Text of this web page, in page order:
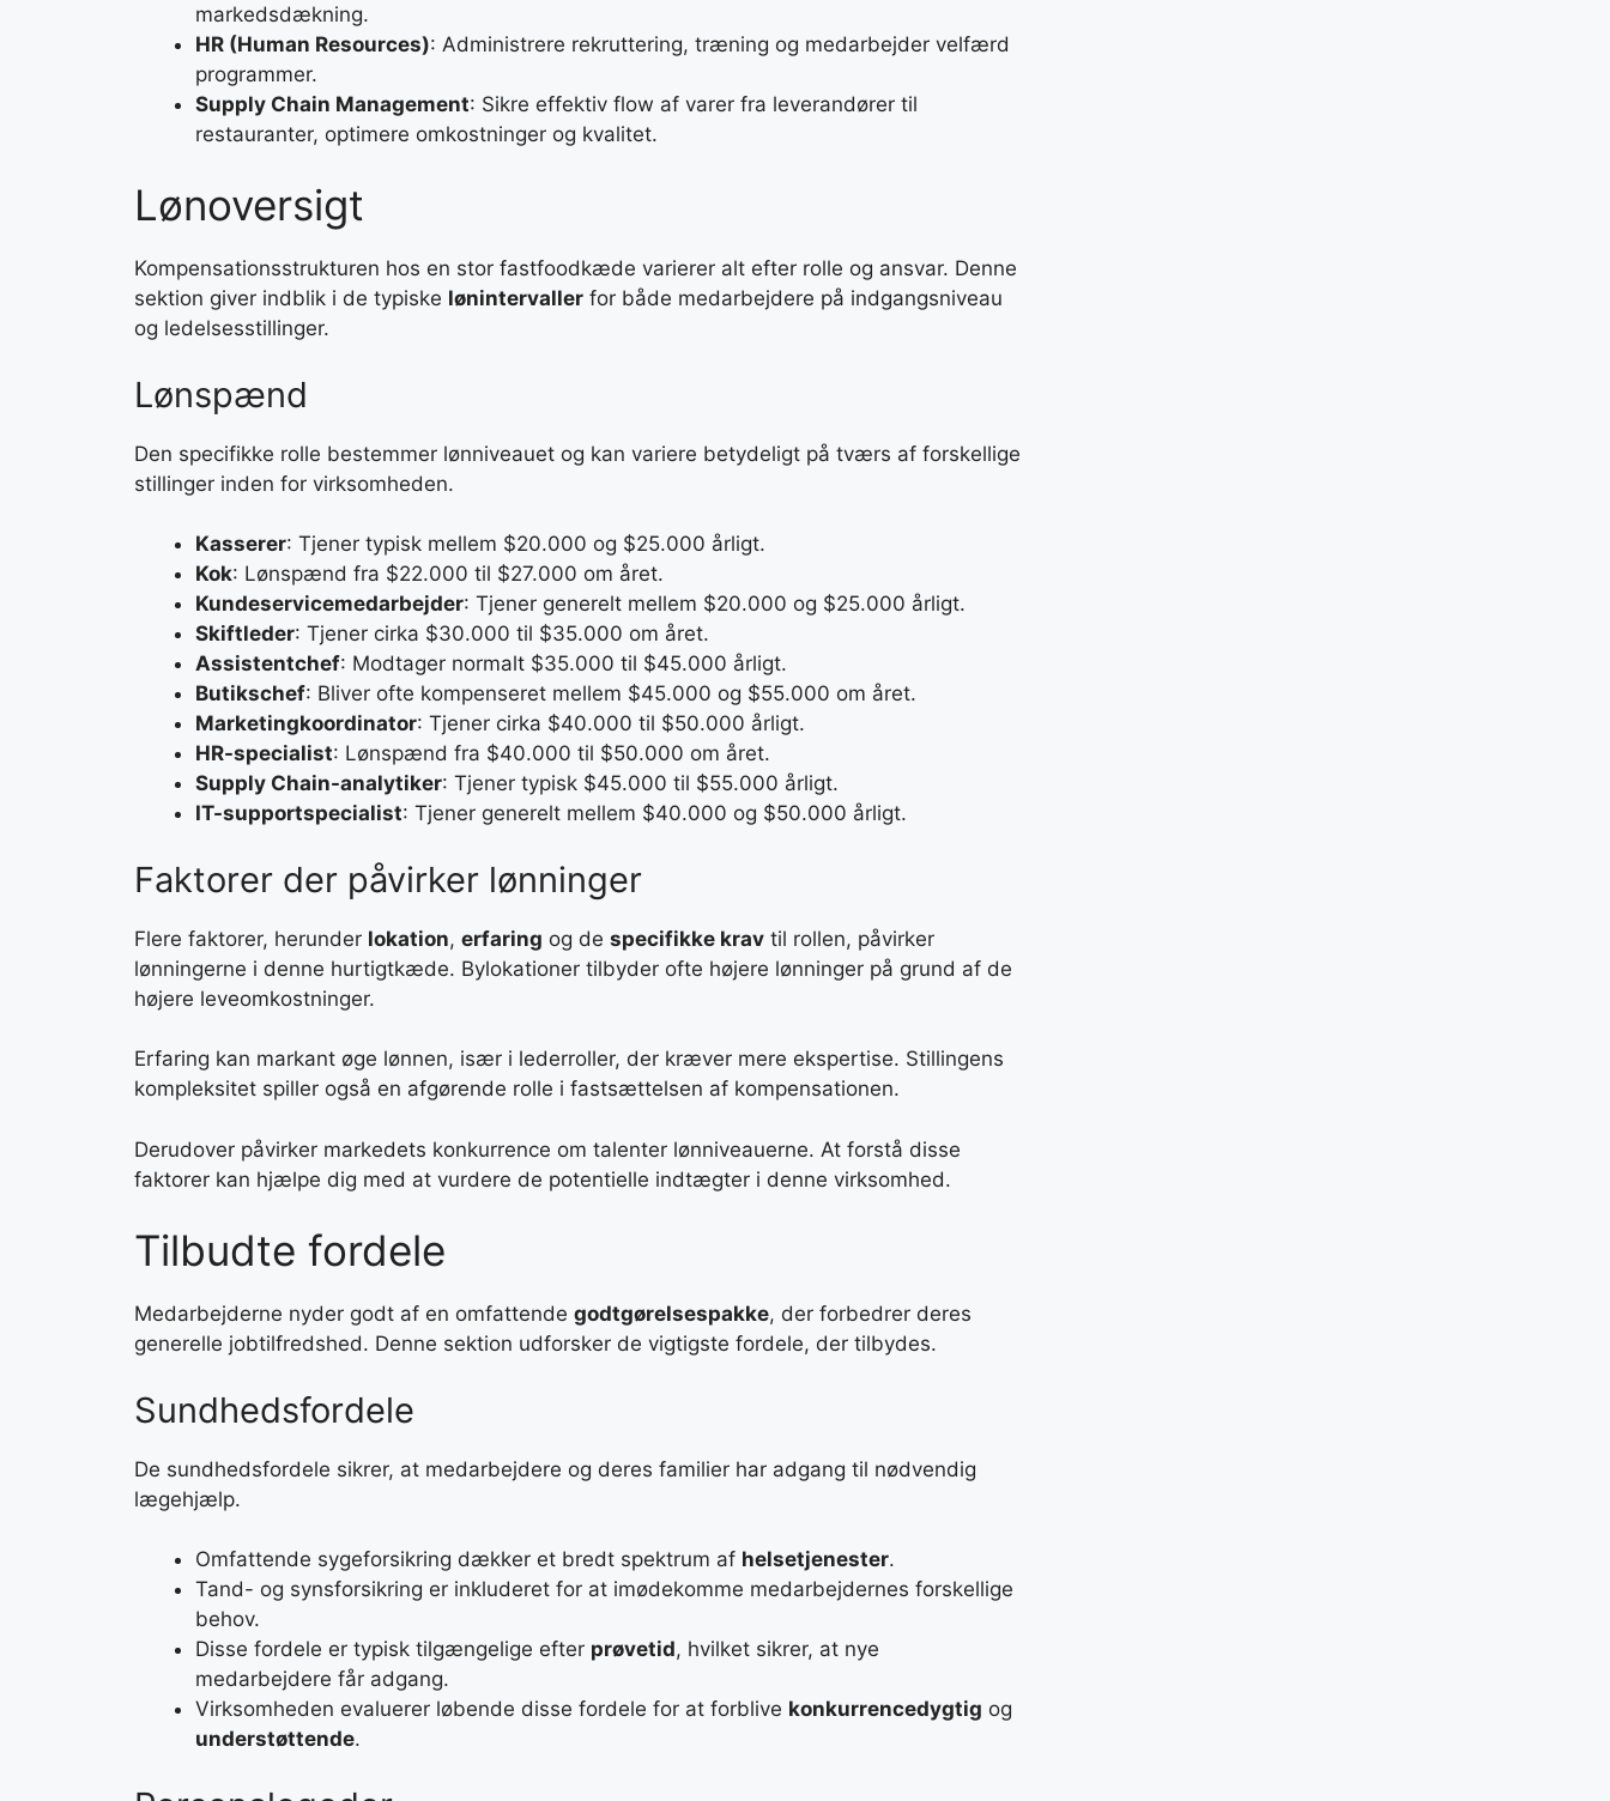
markedsdækning.
HR (Human Resources): Administrere rekruttering, træning og medarbejder velfærd
programmer.
Supply Chain Management: Sikre effektiv flow af varer fra leverandører til
restauranter, optimere omkostninger og kvalitet.
Lønoversigt
Kompensationsstrukturen hos en stor fastfoodkæde varierer alt efter rolle og ansvar. Denne
sektion giver indblik i de typiske lønintervaller for både medarbejdere på indgangsniveau
og ledelsesstillinger.
Lønspænd
Den specifikke rolle bestemmer lønniveauet og kan variere betydeligt på tværs af forskellige
stillinger inden for virksomheden.
Kasserer: Tjener typisk mellem $20.000 og $25.000 årligt.
Kok: Lønspænd fra $22.000 til $27.000 om året.
Kundeservicemedarbejder: Tjener generelt mellem $20.000 og $25.000 årligt.
Skiftleder: Tjener cirka $30.000 til $35.000 om året.
Assistentchef: Modtager normalt $35.000 til $45.000 årligt.
Butikschef: Bliver ofte kompenseret mellem $45.000 og $55.000 om året.
Marketingkoordinator: Tjener cirka $40.000 til $50.000 årligt.
HR-specialist: Lønspænd fra $40.000 til $50.000 om året.
Supply Chain-analytiker: Tjener typisk $45.000 til $55.000 årligt.
IT-supportspecialist: Tjener generelt mellem $40.000 og $50.000 årligt.
Faktorer der påvirker lønninger
Flere faktorer, herunder lokation, erfaring og de specifikke krav til rollen, påvirker
lønningerne i denne hurtigtkæde. Bylokationer tilbyder ofte højere lønninger på grund af de
højere leveomkostninger.
Erfaring kan markant øge lønnen, især i lederroller, der kræver mere ekspertise. Stillingens
kompleksitet spiller også en afgørende rolle i fastsættelsen af kompensationen.
Derudover påvirker markedets konkurrence om talenter lønniveauerne. At forstå disse
faktorer kan hjælpe dig med at vurdere de potentielle indtægter i denne virksomhed.
Tilbudte fordele
Medarbejderne nyder godt af en omfattende godtgørelsespakke, der forbedrer deres
generelle jobtilfredshed. Denne sektion udforsker de vigtigste fordele, der tilbydes.
Sundhedsfordele
De sundhedsfordele sikrer, at medarbejdere og deres familier har adgang til nødvendig
lægehjælp.
Omfattende sygeforsikring dækker et bredt spektrum af helsetjenester.
Tand- og synsforsikring er inkluderet for at imødekomme medarbejdernes forskellige
behov.
Disse fordele er typisk tilgængelige efter prøvetid, hvilket sikrer, at nye
medarbejdere får adgang.
Virksomheden evaluerer løbende disse fordele for at forblive konkurrencedygtig og
understøttende.